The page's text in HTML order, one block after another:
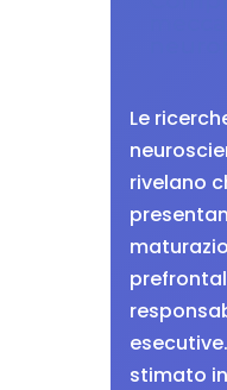
Le
rivelano
stimato